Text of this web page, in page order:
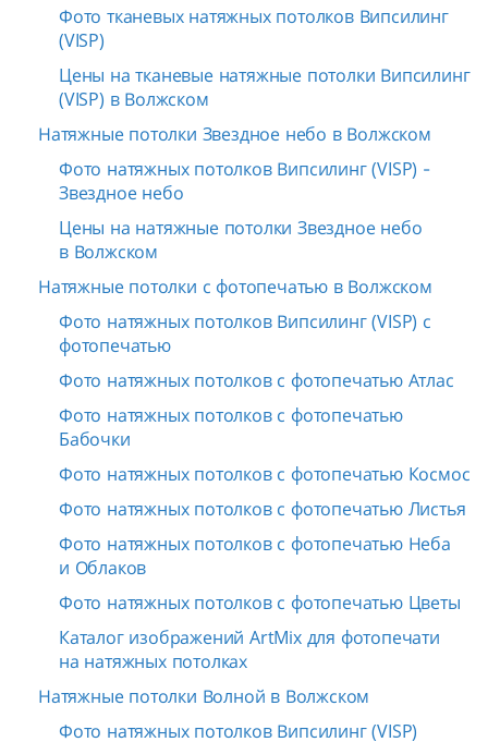
Фото тканевых натяжных потолков Випсилинг
(VISP)
Цены на тканевые натяжные потолки Випсилинг
(VISP) в Волжском
Натяжные потолки Звездное небо в Волжском
Фото натяжных потолков Випсилинг (VISP) -
Звездное небо
Цены на натяжные потолки Звездное небо
в Волжском
Натяжные потолки с фотопечатью в Волжском
Фото натяжных потолков Випсилинг (VISP) с
фотопечатью
Фото натяжных потолков с фотопечатью Атлас
Фото натяжных потолков с фотопечатью
Бабочки
Фото натяжных потолков с фотопечатью Космос
Фото натяжных потолков с фотопечатью Листья
Фото натяжных потолков с фотопечатью Неба
и Облаков
Фото натяжных потолков с фотопечатью Цветы
Каталог изображений ArtMix для фотопечати
на натяжных потолках
Натяжные потолки Волной в Волжском
Фото натяжных потолков Випсилинг (VISP)